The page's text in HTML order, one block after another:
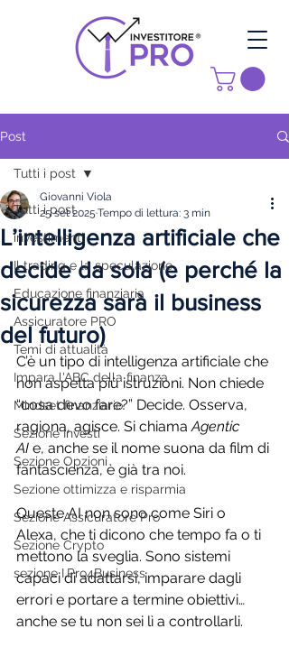
Post
Tutti i post
investimenti
Il trading e la speculazione
Educazione finanziaria
Assicuratore PRO
Temi di attualità
Impara l'ABC della finanza
Mindset finanziario
Sezione Investi
Sezione Opzioni
Sezione ottimizza e risparmia
Sezione Assicuratore Pro
Sezione Crypto
sezione I.Pro4Business
Tutti i post
L’intelligenza artificiale che
decide da sola (e perché la
sicurezza sarà il business
del futuro)
Giovanni Viola
25 set 2025 Tempo di lettura: 3 min
C’è un tipo di intelligenza artificiale che
non aspetta più istruzioni. Non chiede
“cosa devo fare?” Decide. Osserva,
ragiona, agisce. Si chiama Agentic
AI e, anche se il nome suona da film di
fantascienza, è già tra noi.
Queste AI non sono come Siri o
Alexa, che ti dicono che tempo fa o ti
mettono la sveglia. Sono sistemi
capaci di adattarsi, imparare dagli
errori e portare a termine obiettivi…
anche se tu non sei lì a controllarli.